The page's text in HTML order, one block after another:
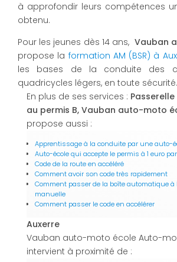
à approfondir leurs compétences
obtenu.
Pour les jeunes dès 14 ans, Vauban
propose la formation AM (BSR) à
les bases de la conduite des
quadricycles légers, en toute sécurité.
En plus de ses services : Passerelle
au permis B, Vauban auto-moto
propose aussi :
Apprentissage à la conduite par une auto-
Auto-école qui accepte le permis à 1 euro
Code de la route en accéléré
Comment avoir son code très rapidement
Comment passer de la boîte automatique à
manuelle
Comment passer le code en accélérer
Auxerre
Vauban auto-moto école Auto-
intervient à proximité de :